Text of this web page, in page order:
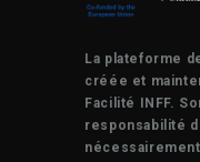
La plateforme
créée et
Facilité INFF.
responsabilité